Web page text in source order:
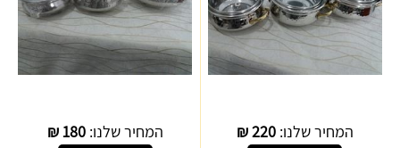
המחיר שלנו:220
₪ המחיר שלנו:180
₪